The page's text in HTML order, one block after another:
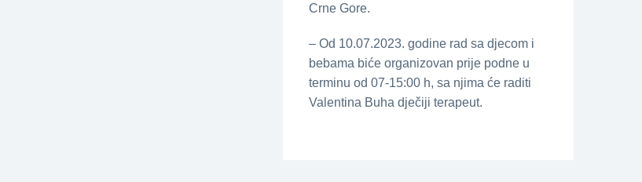
Crne Gore.
– Od 10.07.2023. godine rad sa djecom i
bebama biće organizovan prije podne u
terminu od 07-15:00 h, sa njima će raditi
Valentina Buha dječiji terapeut.